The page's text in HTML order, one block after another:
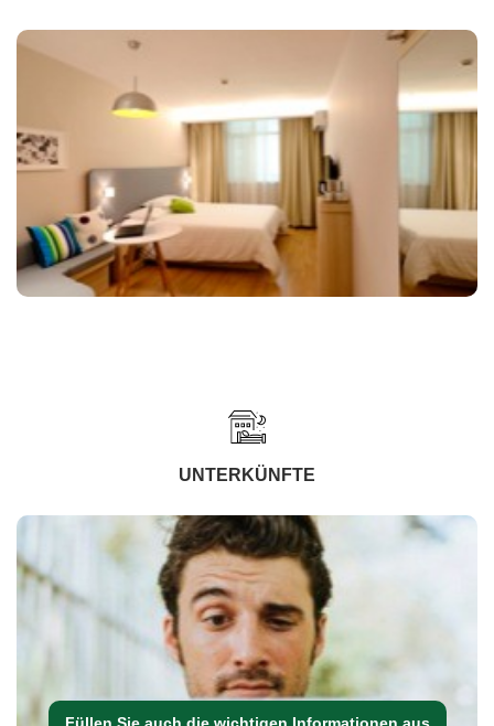
UNTERKÜNFTE
Füllen Sie auch die wichtigen Informationen aus